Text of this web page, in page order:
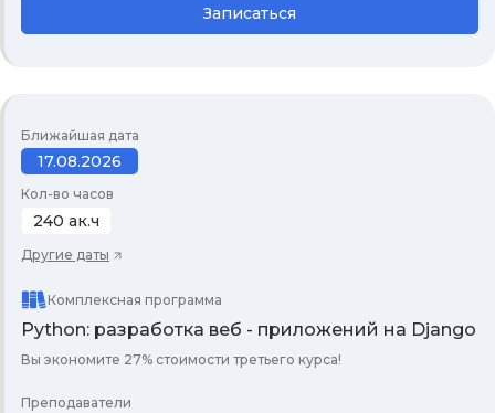
Записаться
Ближайшая дата
17.08.2026
Кол-во часов
240 ак.ч
Другие даты
Комплексная программа
Python: разработка веб - приложений на Django
Вы экономите 27% стоимости третьего курса!
Преподаватели